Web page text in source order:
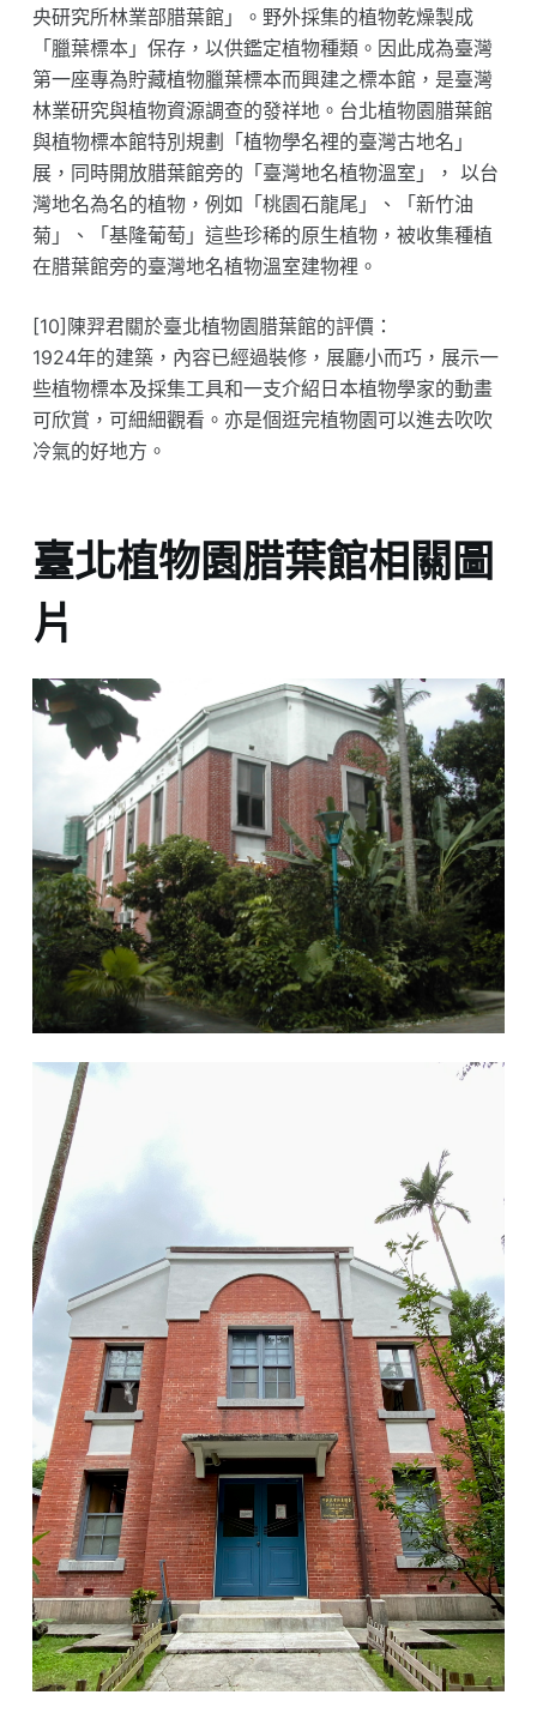
央研究所林業部腊葉館」。野外採集的植物乾燥製成
「臘葉標本」保存，以供鑑定植物種類。因此成為臺灣
第一座專為貯藏植物臘葉標本而興建之標本館，是臺灣
林業研究與植物資源調查的發祥地。台北植物園腊葉館
與植物​標本館特別規劃「植物學名裡的臺灣古地名」
展，​同時開放腊葉館旁的「臺灣地名植物溫室」， 以台
灣地名為名的植物，例如「桃園石龍尾」、「新竹油
菊」、「基隆葡萄」這些珍稀的原生植物，被收集種植
在腊葉館旁的臺灣地名植物溫室建物裡。
[10]陳羿君關於臺北植物園腊葉館的評價：
1924年的建築，內容已經過裝修，展廳小而巧，展示一
些植物標本及採集工具和一支介紹日本植物學家的動畫
可欣賞，可細細觀看。亦是個逛完植物園可以進去吹吹
冷氣的好地方。
臺北植物園腊葉館相關圖
片